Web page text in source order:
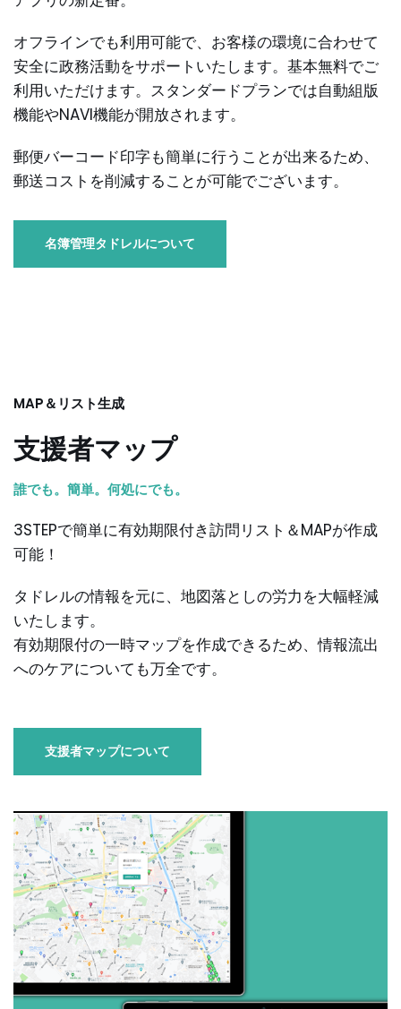
オフラインでも利用可能で、お客様の環境に合わせて
安全に政務活動をサポートいたします。基本無料でご
利用いただけます。スタンダードプランでは自動組版
機能やNAVI機能が開放されます。
郵便バーコード印字も簡単に行うことが出来るため、
郵送コストを削減することが可能でございます。
名簿管理タドレルについて
MAP＆リスト生成
支援者マップ
誰でも。簡単。何処にでも。
3STEPで簡単に有効期限付き訪問リスト＆MAPが作成
可能！
タドレルの情報を元に、地図落としの労力を大幅軽減
いたします。
有効期限付の一時マップを作成できるため、情報流出
へのケアについても万全です。
支援者マップについて